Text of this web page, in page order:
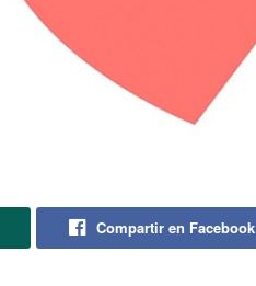
Compartir en Facebook